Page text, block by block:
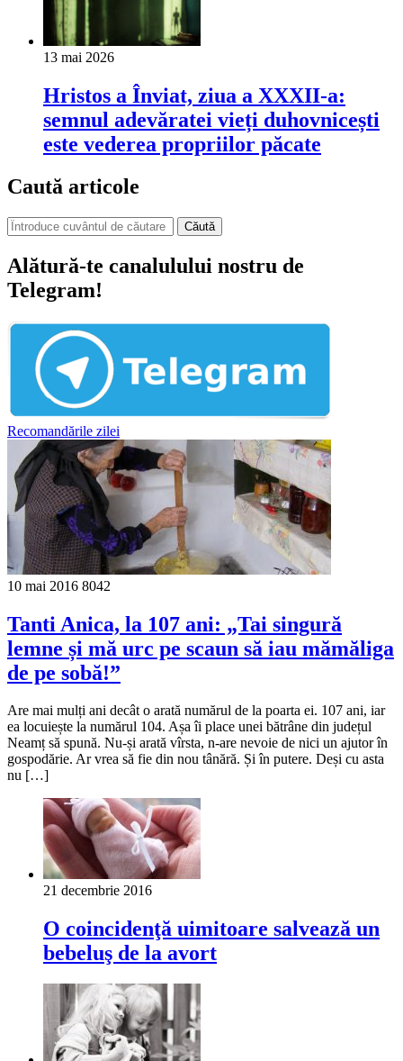
13 mai 2026
Hristos a Înviat, ziua a XXXII-a:
semnul adevăratei vieți duhovnicești
este vederea propriilor păcate
Caută articole
Căută
Alătură-te canalulului nostru de
Telegram!
Recomandările zilei
10 mai 2016 8042
Tanti Anica, la 107 ani: „Tai singură
lemne și mă urc pe scaun să iau mămăliga
de pe sobă!”
Are mai mulți ani decât o arată numărul de la poarta ei. 107 ani, iar
ea locuiește la numărul 104. Așa îi place unei bătrâne din județul
Neamț să spună. Nu-și arată vîrsta, n-are nevoie de nici un ajutor în
gospodărie. Ar vrea să fie din nou tânără. Și în putere. Deși cu asta
nu […]
21 decembrie 2016
O coincidenţă uimitoare salvează un
bebeluş de la avort